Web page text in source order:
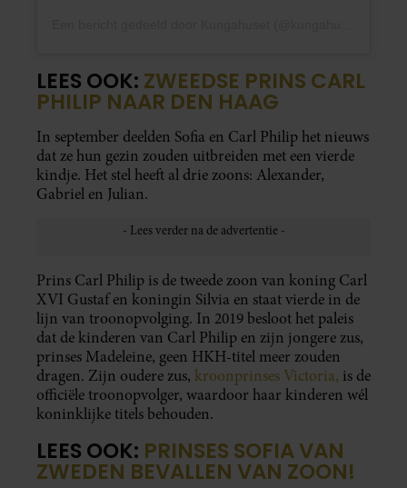
LEES OOK: ZWEEDSE PRINS CARL
PHILIP NAAR DEN HAAG
In september deelden Sofia en Carl Philip het nieuws
dat ze hun gezin zouden uitbreiden met een vierde
kindje. Het stel heeft al drie zoons: Alexander,
Gabriel en Julian.
Prins Carl Philip is de tweede zoon van koning Carl
XVI Gustaf en koningin Silvia en staat vierde in de
lijn van troonopvolging. In 2019 besloot het paleis
dat de kinderen van Carl Philip en zijn jongere zus,
prinses Madeleine, geen HKH-titel meer zouden
dragen. Zijn oudere zus, kroonprinses Victoria, is de
officiële troonopvolger, waardoor haar kinderen wél
koninklijke titels behouden.
LEES OOK: PRINSES SOFIA VAN
ZWEDEN BEVALLEN VAN ZOON!